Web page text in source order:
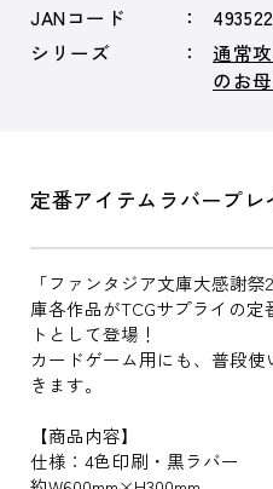
JANコード
シリーズ
通常
のお
定番アイテムラバープレ
「ファンタジア文庫大感謝
庫各作品がTCGサプライの
トとして登場！
カードゲーム用にも、普段
きます。
【商品内容】
仕様：4色印刷・黒ラバー